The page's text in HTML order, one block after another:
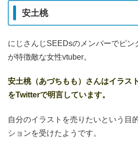
安土桃
にじさんじSEEDsのメンバーでピン
が特徴敵な女性vtuber。
安土桃（あづちもも）さんはイラス
をTwitterで明言しています。
自分のイラストを売りたいという目
ションを受けたようです。